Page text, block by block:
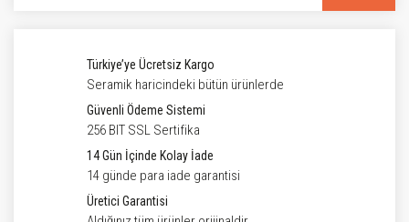
Türkiye’ye Ücretsiz Kargo
Seramik haricindeki bütün ürünlerde
Güvenli Ödeme Sistemi
256 BIT SSL Sertifika
14 Gün İçinde Kolay İade
14 günde para iade garantisi
Üretici Garantisi